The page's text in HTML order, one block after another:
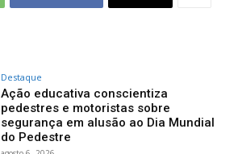
Destaque
Ação educativa conscientiza
pedestres e motoristas sobre
segurança em alusão ao Dia Mundial
do Pedestre